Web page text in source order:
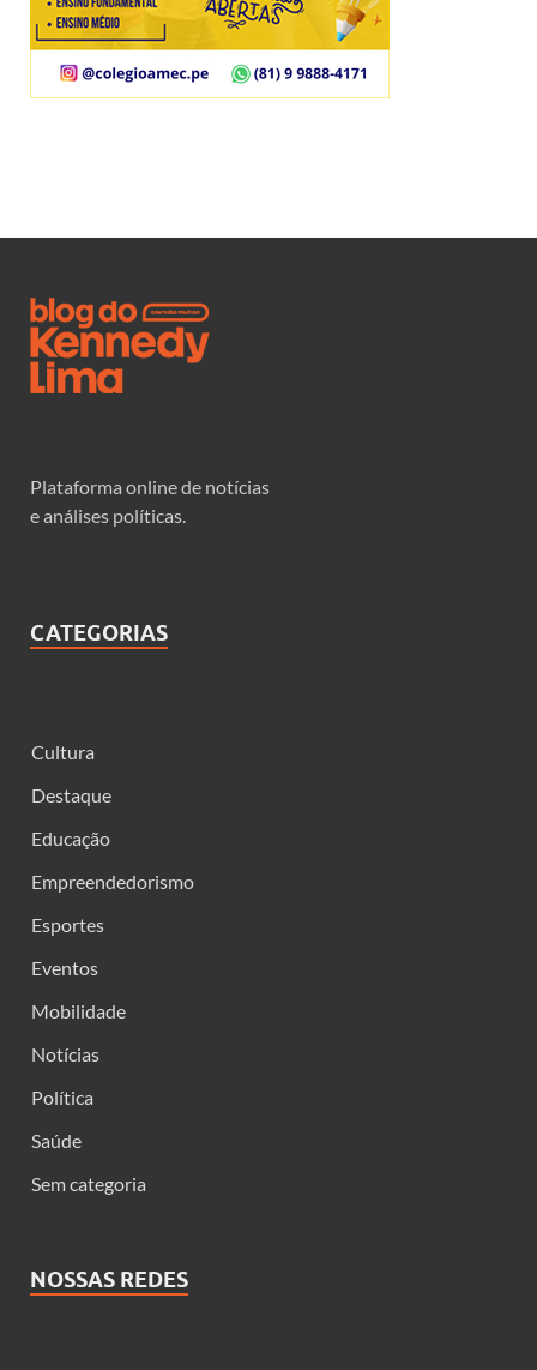
Plataforma online de notícias
e análises políticas.
CATEGORIAS
Cultura
Destaque
Educação
Empreendedorismo
Esportes
Eventos
Mobilidade
Notícias
Política
Saúde
Sem categoria
NOSSAS REDES